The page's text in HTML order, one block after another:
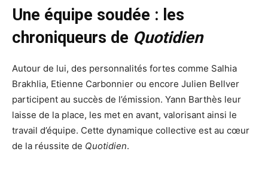
Une équipe soudée : les
chroniqueurs de Quotidien
Autour de lui, des personnalités fortes comme Salhia
Brakhlia, Etienne Carbonnier ou encore Julien Bellver
participent au succès de l’émission. Yann Barthès leur
laisse de la place, les met en avant, valorisant ainsi le
travail d’équipe. Cette dynamique collective est au cœur
de la réussite de Quotidien.